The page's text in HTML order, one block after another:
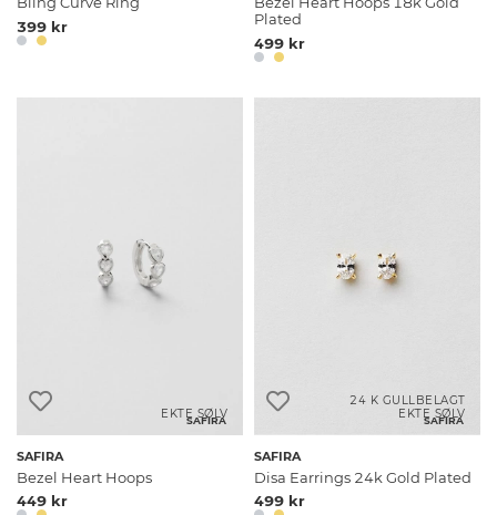
399 kr
Plated
499 kr
SAFIRA
EKTE SØLV
SAFIRA
Bezel Heart Hoops
449 kr
SAFIRA
24 K GULLBELAGT
EKTE SØLV
SAFIRA
Disa Earrings 24k Gold Plated
499 kr